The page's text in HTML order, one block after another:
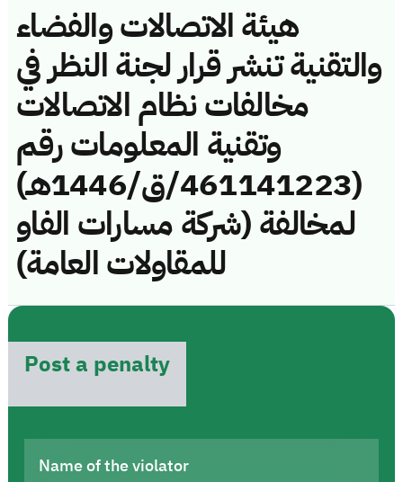
هيئة الاتصالات والفضاء
والتقنية تنشر قرار لجنة النظر في
مخالفات نظام الاتصالات
وتقنية المعلومات رقم
(461141223/ق/1446هـ)
لمخالفة (شركة مسارات الفاو
للمقاولات العامة)
Post a penalty
Name of the violator